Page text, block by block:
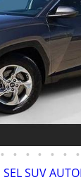
• • • • • • •
SUV